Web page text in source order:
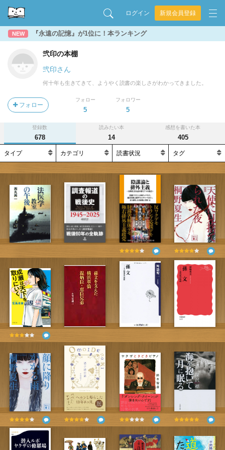
ログイン 新規会員登録
NEW 『永遠の記憶』が1位に！本ランキング
弐印の本棚
弐印さん
何十年も生きてきて、ようやく読書の楽しさがわかってきました。
フォロー
フォロー
5
フォロワー
5
登録数
678
読みたい本
14
感想を書いた本
405